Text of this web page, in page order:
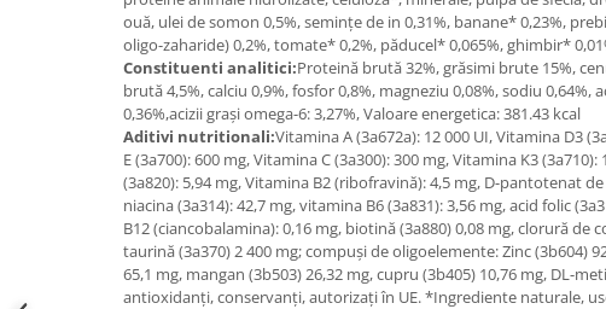
ouă, ulei de somon 0,5%, semințe de in 0,31%, banane* 0,23%,
oligo-zaharide) 0,2%, tomate* 0,2%, păducel* 0,065%, ghimbir*
Constituenti analitici:Proteină brută 32%, grăsimi brute 15%,
brută 4,5%, calciu 0,9%, fosfor 0,8%, magneziu 0,08%, sodiu 0,64%,
0,36%,acizii grași omega-6: 3,27%, Valoare energetica: 381.43 kcal
Aditivi nutritionali:Vitamina A (3а672а): 12 000 UI, Vitamina D3
E (3а700): 600 mg, Vitamina C (3а300): 300 mg, Vitamina K3 (3а710):
(3а820): 5,94 mg, Vitamina B2 (ribofravină): 4,5 mg, D-pantotenat de
niacina (3a314): 42,7 mg, vitamina B6 (3а831): 3,56 mg, acid folic
B12 (ciancobalamina): 0,16 mg, biotină (3а880) 0,08 mg, clorură de
taurină (3a370) 2 400 mg; compuşi de oligoelemente: Zinc (3b604)
65,1 mg, mangan (3b503) 26,32 mg, cupru (3b405) 10,76 mg, DL-
antioxidanți, conservanți, autorizați în UE. *Ingrediente naturale,